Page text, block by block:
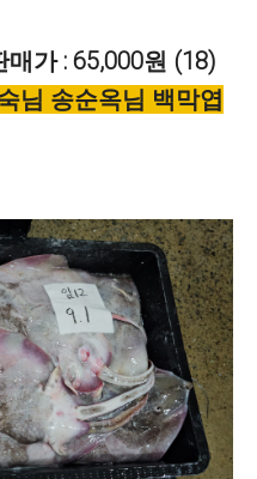
가 : 65,000원 (18)
님 송순옥님 백막엽